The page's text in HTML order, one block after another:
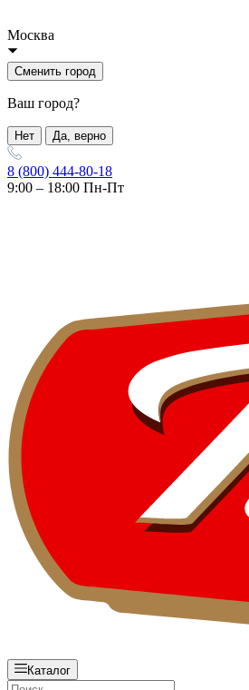
Москва
Сменить город
Ваш город?
Нет Да, верно
8 (800) 444-80-18
9:00 – 18:00 Пн-Пт
Каталог